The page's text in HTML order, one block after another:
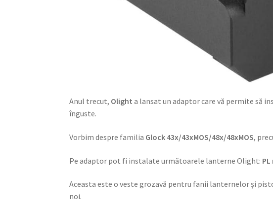
Anul trecut, Olight a lansat un adaptor care vă permite să
înguste.
Vorbim despre familia Glock 43x/43xMOS/48x/48xMOS,
Pe adaptor pot fi instalate următoarele lanterne Olight:
Aceasta este o veste grozavă pentru fanii lanternelor și
noi.